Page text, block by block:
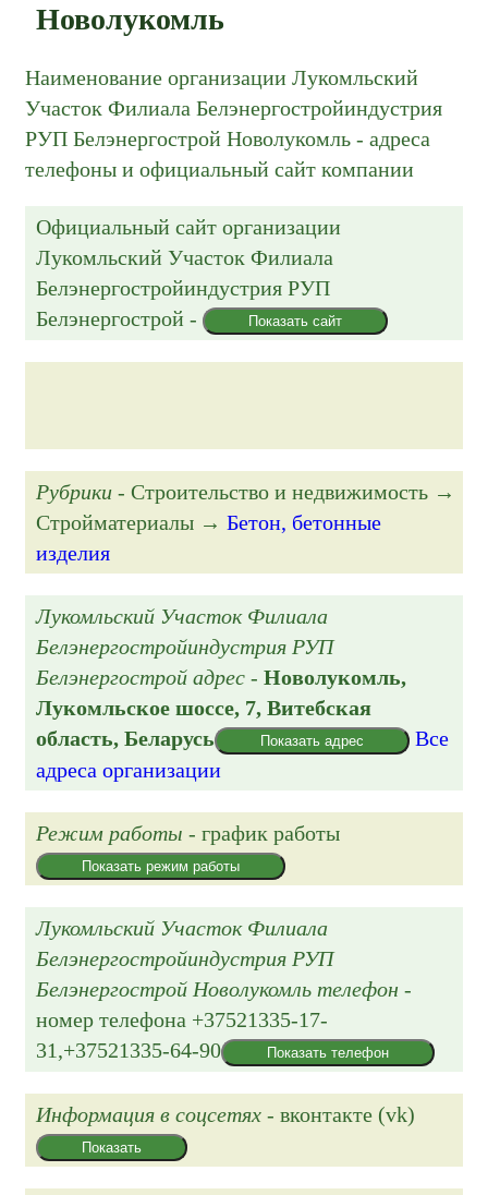
Новолукомль
Наименование организации Лукомльский
Участок Филиала Белэнергостройиндустрия
РУП Белэнергострой Новолукомль - адреса
телефоны и официальный сайт компании
Официальный сайт организации
Лукомльский Участок Филиала
Белэнергостройиндустрия РУП
Белэнергострой - Показать сайт
Рубрики - Строительство и недвижимость →
Стройматериалы →Бетон, бетонные
изделия
Лукомльский Участок Филиала
Белэнергостройиндустрия РУП
Белэнергострой адрес -Новолукомль,
Лукомльское шоссе, 7, Витебская
область, Беларусь
Показать адрес
Все
адреса организации
Режим работы - график работы
Показать режим работы
Лукомльский Участок Филиала
Белэнергостройиндустрия РУП
Белэнергострой Новолукомль телефон -
номер телефона +37521335-17-
31,+37521335-64-90
Показать телефон
Информация в соцсетях - вконтакте (vk)
Показать